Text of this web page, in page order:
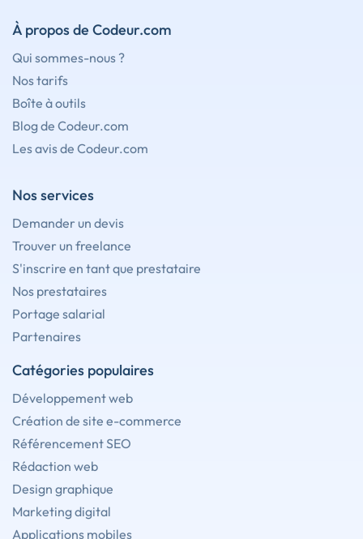
À propos de Codeur.com
Qui sommes-nous ?
Nos tarifs
Boîte à outils
Blog de Codeur.com
Les avis de Codeur.com
Nos services
Demander un devis
Trouver un freelance
S'inscrire en tant que prestataire
Nos prestataires
Portage salarial
Partenaires
Catégories populaires
Développement web
Création de site e-commerce
Référencement SEO
Rédaction web
Design graphique
Marketing digital
Applications mobiles